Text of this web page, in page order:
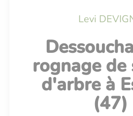
Levi
rognage de
d'arbre à
(47)